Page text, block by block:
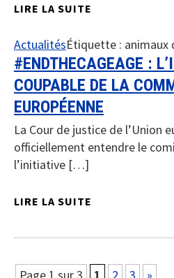
LIRE LA SUITE
ActualitésÉtiquette : animaux
#ENDTHECAGEAGE :
COUPABLE DE LA
EUROPÉENNE
La Cour de justice de l’Union
officiellement entendre le
l’initiative […]
LIRE LA SUITE